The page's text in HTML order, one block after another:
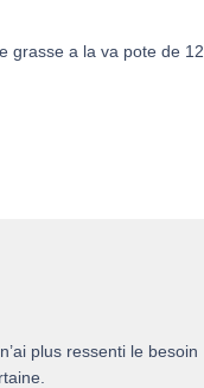
grasse a la va pote de 12
plus ressenti le besoin